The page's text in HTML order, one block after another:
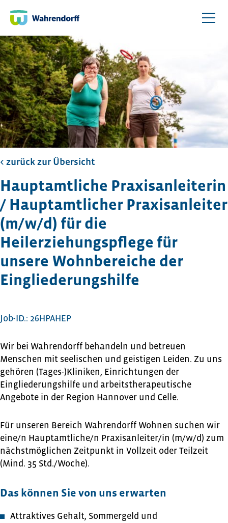
< zurück zur Übersicht​
Hauptamtliche Praxisanleiterin
/ Hauptamtlicher Praxisanleiter
(m/w/d) für die
Heilerziehungspflege für
unsere Wohnbereiche der
Eingliederungshilfe
Job-ID.: 26HPAHEP
Wir bei Wahrendorff behandeln und betreuen
Menschen mit seelischen und geistigen Leiden. Zu uns
gehören (Tages-)Kliniken, Einrichtungen der
Eingliederungshilfe und arbeitstherapeutische
Angebote in der Region Hannover und Celle.
Für unseren Bereich Wahrendorff Wohnen suchen wir
eine/n Hauptamtliche/n Praxisanleiter/in (m/w/d) zum
nächstmöglichen Zeitpunkt in Vollzeit oder Teilzeit
(Mind. 35 Std./Woche).
Das können Sie von uns erwarten
Attraktives Gehalt, Sommergeld und